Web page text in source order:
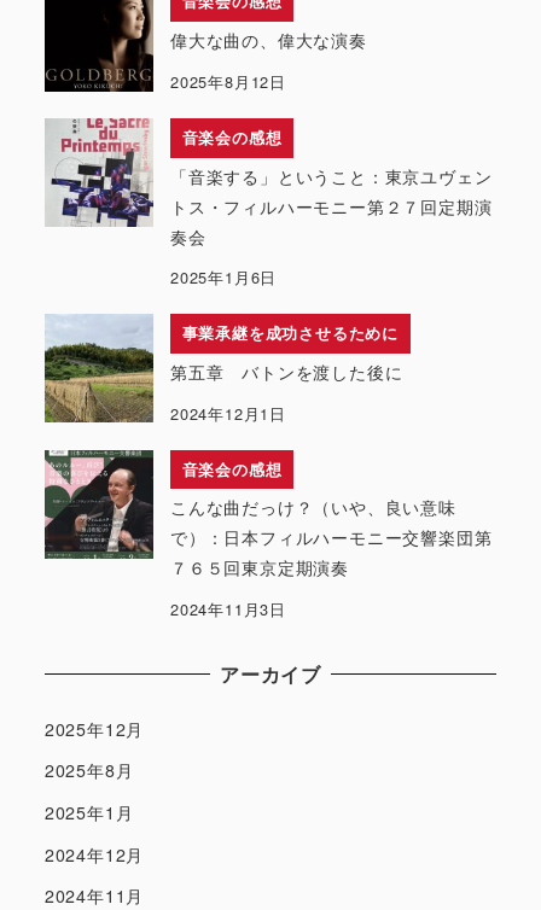
偉大な曲の、偉大な演奏
2025年8月12日
音楽会の感想
「音楽する」ということ：東京ユヴェン
トス・フィルハーモニー第２７回定期演
奏会
2025年1月6日
事業承継を成功させるために
第五章 バトンを渡した後に
2024年12月1日
音楽会の感想
こんな曲だっけ？（いや、良い意味
で）：日本フィルハーモニー交響楽団第
７６５回東京定期演奏
2024年11月3日
アーカイブ
2025年12月
2025年8月
2025年1月
2024年12月
2024年11月